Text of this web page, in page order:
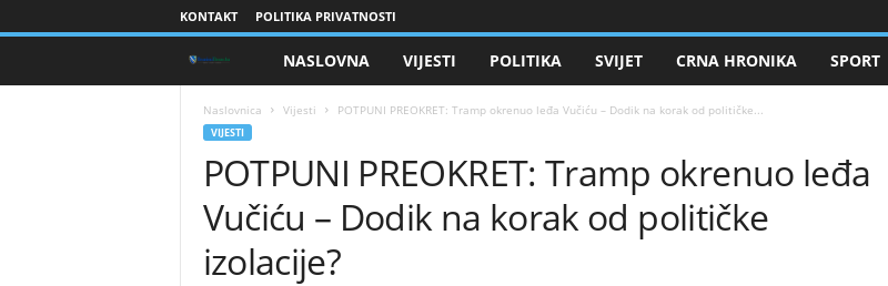
KONTAKT POLITIKA PRIVATNOSTI
a
n
i
NASLOVNA VIJESTI POLITIKA SVIJET CRNA HRONIKA SPORT
Naslovnica Vijesti ​POTPUNI PREOKRET: Tramp okrenuo leđa Vučiću – Dodik na korak od političke...
VIJESTI
​POTPUNI PREOKRET: Tramp okrenuo leđa
Vučiću – Dodik na korak od političke
izolacije?